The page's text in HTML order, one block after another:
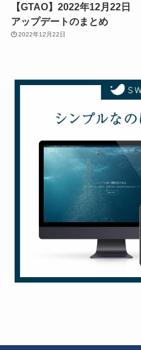
【GTAO】2022年12月22日
アップデートのまとめ
2022年12月22日